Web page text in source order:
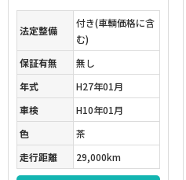
法定整備
付き(車輌価格に含
む)
保証有無
無し
年式
H27年01月
車検
H10年01月
色
茶
走行距離
29,000km